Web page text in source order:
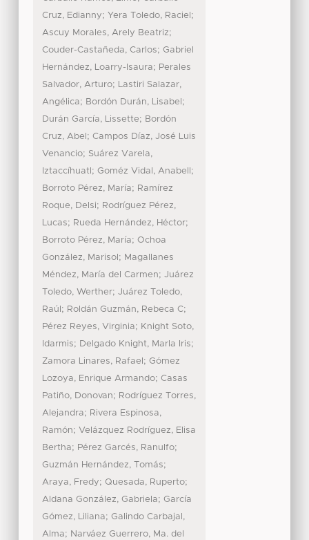
Cruz, Edianny; Yera Toledo, Raciel ;
Ascuy Morales, Arely Beatriz;
Couder-Castañeda, Carlos; Gabriel
Hernández, Loarry-Isaura; Perales
Salvador, Arturo; Lastiri Salazar,
Angélica; Bordón Durán, Lisabel ;
Durán García, Lissette; Bordón
Cruz, Abel ; Campos Díaz, José Luis
Venancio; Suárez Varela,
Iztaccíhuatl ; Goméz Vidal, Anabell ;
Borroto Pérez, María; Ramírez
Roque, Delsi; Rodríguez Pérez,
Lucas; Rueda Hernández, Héctor;
Borroto Pérez, María; Ochoa
González, Marisol ; Magallanes
Méndez, María del Carmen; Juárez
Toledo, Werther; Juárez Toledo,
Raúl ; Roldán Guzmán, Rebeca C;
Pérez Reyes, Virginia; Knight Soto,
Idarmis; Delgado Knight, Marla Iris;
Zamora Linares, Rafael ; Gómez
Lozoya, Enrique Armando; Casas
Patiño, Donovan; Rodríguez Torres,
Alejandra; Rivera Espinosa,
Ramón; Velázquez Rodríguez, Elisa
Bertha; Pérez Garcés, Ranulfo;
Guzmán Hernández, Tomás;
Araya, Fredy; Quesada, Ruperto;
Aldana González, Gabriela; García
Gómez, Liliana; Galindo Carbajal,
Alma; Narváez Guerrero, Ma. del